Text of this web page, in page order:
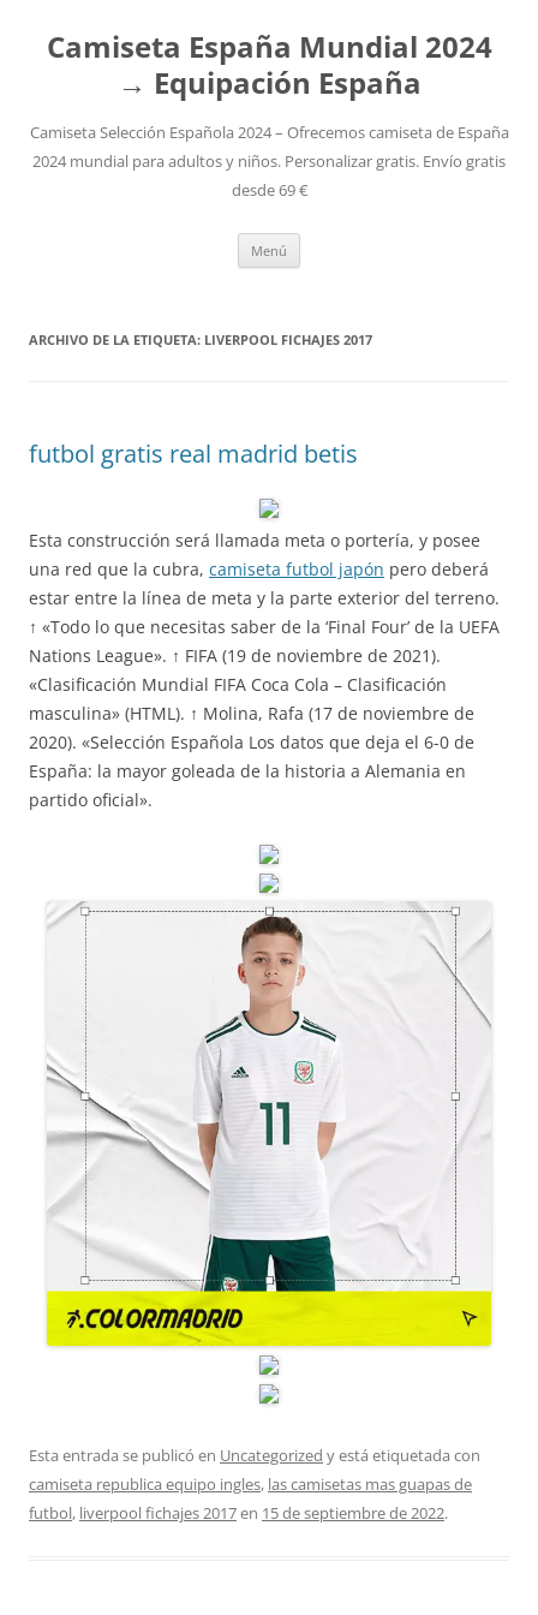
Camiseta España Mundial 2024
→ Equipación España
Camiseta Selección Española 2024 – Ofrecemos camiseta de España
2024 mundial para adultos y niños. Personalizar gratis. Envío gratis
desde 69 €
Menú
ARCHIVO DE LA ETIQUETA: LIVERPOOL FICHAJES 2017
futbol gratis real madrid betis
Esta construcción será llamada meta o portería, y posee
una red que la cubra, camiseta futbol japón pero deberá
estar entre la línea de meta y la parte exterior del terreno.
↑ «Todo lo que necesitas saber de la ‘Final Four’ de la UEFA
Nations League». ↑ FIFA (19 de noviembre de 2021).
«Clasificación Mundial FIFA Coca Cola – Clasificación
masculina» (HTML). ↑ Molina, Rafa (17 de noviembre de
2020). «Selección Española Los datos que deja el 6-0 de
España: la mayor goleada de la historia a Alemania en
partido oficial».
Esta entrada se publicó en Uncategorized y está etiquetada con
camiseta republica equipo ingles, las camisetas mas guapas de
futbol, liverpool fichajes 2017en 15 de septiembre de 2022.